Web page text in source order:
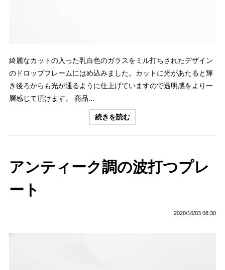
綺麗なカットの入った乳白色のガラスをミル打ちされたデザイン
のドロップフレームにはめ込みました。カットに光があたると輝
き後ろからも光が通るように仕上げていますので透明感をより一
層感じて頂けます。 商品...
続きを読む
アンティーク調の波打つプレ
ート
2020/10/03 08:30